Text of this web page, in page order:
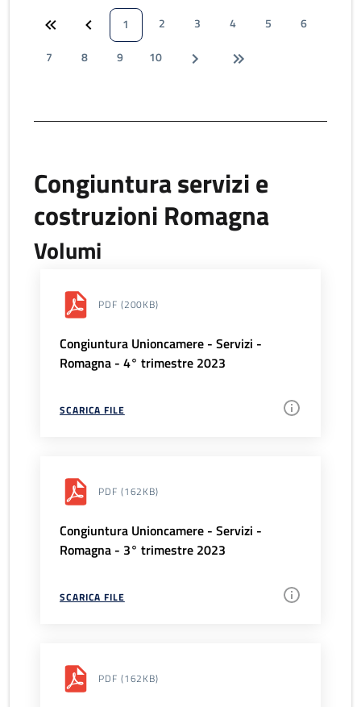
1 2 3 4 5
6
7
8 9 10
Congiuntura servizi e
costruzioni Romagna
Volumi
PDF (200KB)
Congiuntura Unioncamere - Servizi -
Romagna - 4° trimestre 2023
SCARICA FILE
PDF (162KB)
Congiuntura Unioncamere - Servizi -
Romagna - 3° trimestre 2023
SCARICA FILE
PDF (162KB)